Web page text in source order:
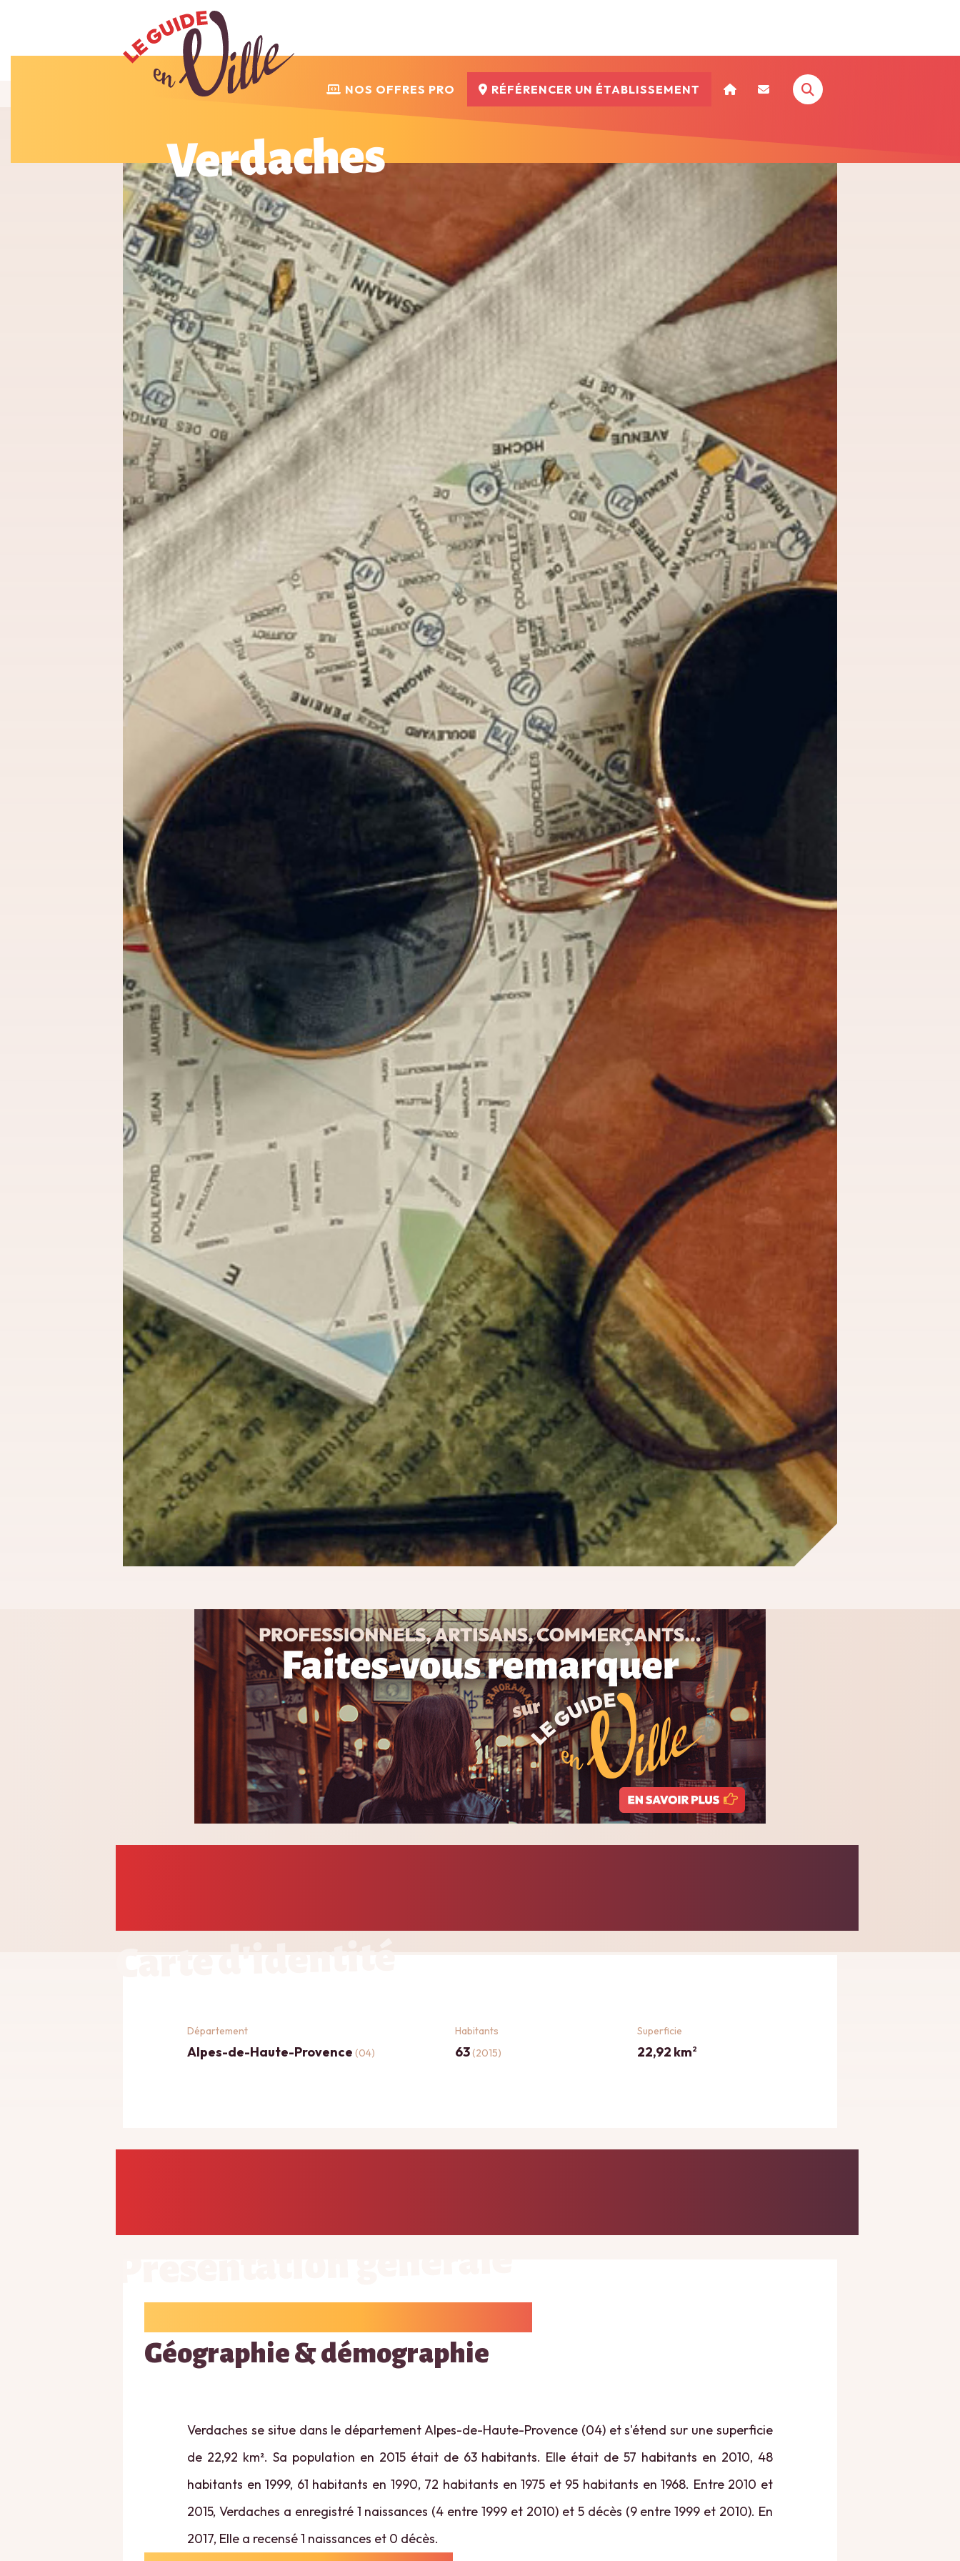
Verdaches
NOS OFFRES PRO RÉFÉRENCER UN ÉTABLISSEMENT
Carte d'identité
Département
Alpes-de-Haute-Provence (04)
Habitants
63(2015)
Superficie
22,92 km2
Géographie & démographie
Verdaches se situe dans le département Alpes-de-Haute-Provence (04) et s'étend sur une superficie
de 22,92 km². Sa population en 2015 était de 63 habitants. Elle était de 57 habitants en 2010, 48
habitants en 1999, 61 habitants en 1990, 72 habitants en 1975 et 95 habitants en 1968. Entre 2010 et
2015, Verdaches a enregistré 1 naissances (4 entre 1999 et 2010) et 5 décès (9 entre 1999 et 2010). En
2017, Elle a recensé 1 naissances et 0 décès.